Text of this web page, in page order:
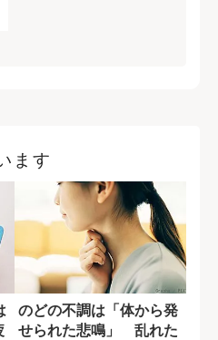
ます
のどの不調は「体から発
せられた悲鳴」 乱れた